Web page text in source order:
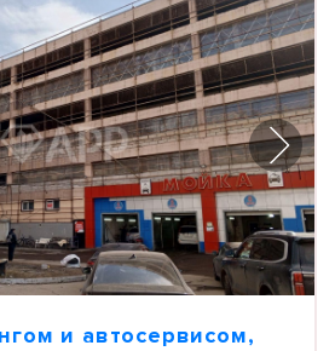
и автосервисом,